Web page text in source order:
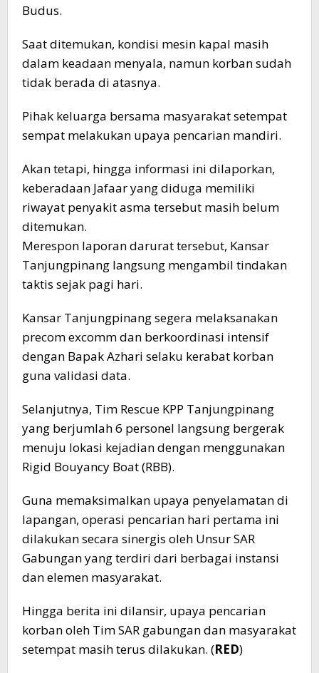
Budus.
Saat ditemukan, kondisi mesin kapal masih
dalam keadaan menyala, namun korban sudah
tidak berada di atasnya.
Pihak keluarga bersama masyarakat setempat
sempat melakukan upaya pencarian mandiri.
Akan tetapi, hingga informasi ini dilaporkan,
keberadaan Jafaar yang diduga memiliki
riwayat penyakit asma tersebut masih belum
ditemukan.
Merespon laporan darurat tersebut, Kansar
Tanjungpinang langsung mengambil tindakan
taktis sejak pagi hari.
Kansar Tanjungpinang segera melaksanakan
precom excomm dan berkoordinasi intensif
dengan Bapak Azhari selaku kerabat korban
guna validasi data.
Selanjutnya, Tim Rescue KPP Tanjungpinang
yang berjumlah 6 personel langsung bergerak
menuju lokasi kejadian dengan menggunakan
Rigid Bouyancy Boat (RBB).
Guna memaksimalkan upaya penyelamatan di
lapangan, operasi pencarian hari pertama ini
dilakukan secara sinergis oleh Unsur SAR
Gabungan yang terdiri dari berbagai instansi
dan elemen masyarakat.
Hingga berita ini dilansir, upaya pencarian
korban oleh Tim SAR gabungan dan masyarakat
setempat masih terus dilakukan. (RED)